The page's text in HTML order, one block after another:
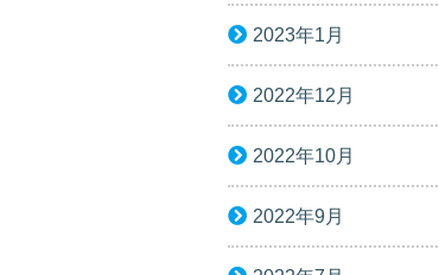
2023年1月
2022年12月
2022年10月
2022年9月